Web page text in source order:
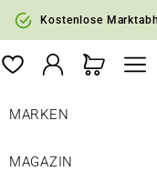
Kostenlose
MARKEN
MAGAZIN